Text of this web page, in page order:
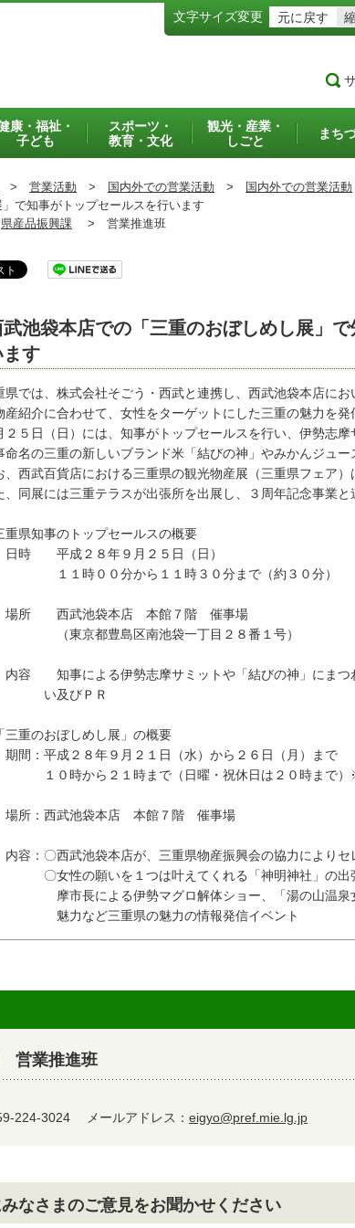
文字サイズ変更 元に戻す
康・福祉・
子ども
スポーツ・
教育・文化
観光・産業・
しごと
まち
> 営業活動 > 国内外での営業活動 > 国内外での営業活動
で知事がトップセールスを行います
県産品振興課 > 営業推進班
武池袋本店での「三重のおぼしめし展」
ます
では、株式会社そごう・西武と連携し、西武池袋本店に
産紹介に合わせて、女性をターゲットにした三重の魅力を発
５日（日）には、知事がトップセールスを行い、伊勢志
命名の三重の新しいブランド米「結びの神」やみかんジュー
西武百貨店における三重県の観光物産展（三重県フェア）
同展には三重テラスが出張所を出展し、３周年記念事業と
県知事のトップセールスの概要
日時 平成２８年９月２５日（日）
時００分から１１時３０分まで（約３０分）
）場所 西武池袋本店 本館７階 催事場
京都豊島区南池袋一丁目２８番１号）
内容 知事による伊勢志摩サミットや「結びの神」にまつ
びＰＲ
重のおぼしめし展」の概要
期間：平成２８年９月２１日（水）から２６日（月）まで
時から２１時まで（日曜・祝休日は２０時まで）※
場所：西武池袋本店 本館７階 催事場
内容：〇西武池袋本店が、三重県物産振興会の協力により
性の願いを１つは叶えてくれる「神明神社」の出張
長による伊勢マグロ解体ショー、「湯の山温泉女将
など三重県の魅力の情報発信イベント
営業推進班
224-3024 メールアドレス： eigyo@pref.mie.lg.jp
なさまのご意見をお聞かせください